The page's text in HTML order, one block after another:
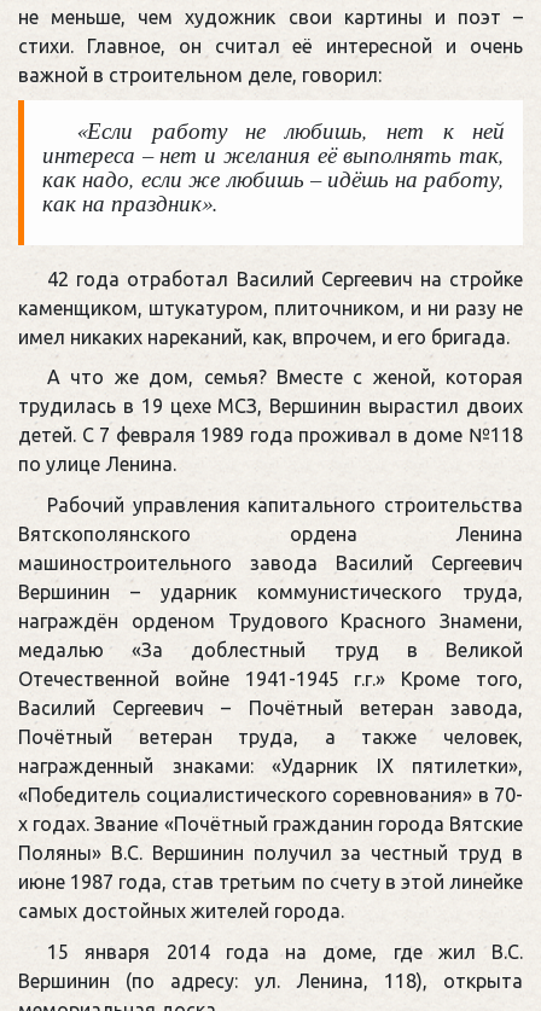
не меньше, чем художник свои картины и поэт –
стихи. Главное, он считал её интересной и очень
важной в строительном деле, говорил:
«Если работу не любишь, нет к ней
интереса – нет и желания её выполнять так,
как надо, если же любишь – идёшь на работу,
как на праздник».
42 года отработал Василий Сергеевич на стройке
каменщиком, штукатуром, плиточником, и ни разу не
имел никаких нареканий, как, впрочем, и его бригада.
А что же дом, семья? Вместе с женой, которая
трудилась в 19 цехе МСЗ, Вершинин вырастил двоих
детей. С 7 февраля 1989 года проживал в доме №118
по улице Ленина.
Рабочий управления капитального строительства
Вятскополянского ордена Ленина
машиностроительного завода Василий Сергеевич
Вершинин – ударник коммунистического труда,
награждён орденом Трудового Красного Знамени,
медалью «За доблестный труд в Великой
Отечественной войне 1941-1945 г.г.» Кроме того,
Василий Сергеевич – Почётный ветеран завода,
Почётный ветеран труда, а также человек,
награжденный знаками: «Ударник IX пятилетки»,
«Победитель социалистического соревнования» в 70-
х годах. Звание «Почётный гражданин города Вятские
Поляны» В.С. Вершинин получил за честный труд в
июне 1987 года, став третьим по счету в этой линейке
самых достойных жителей города.
15 января 2014 года на доме, где жил В.С.
Вершинин (по адресу: ул. Ленина, 118), открыта